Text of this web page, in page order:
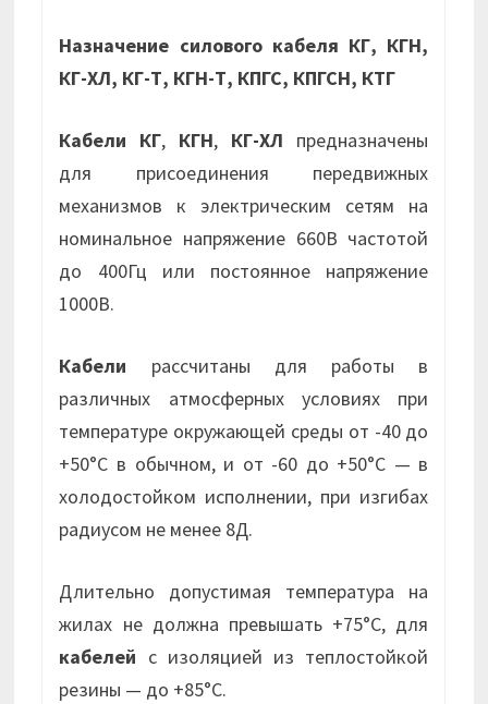
Назначение силового кабеля КГ, КГН,
КГ-ХЛ, КГ-Т, КГН-Т, КПГС, КПГСН, КТГ
Кабели КГ, КГН, КГ-ХЛ предназначены
для присоединения передвижных
механизмов к электрическим сетям на
номинальное напряжение 660В частотой
до 400Гц или постоянное напряжение
1000В.
Кабели рассчитаны для работы в
различных атмосферных условиях при
температуре окружающей среды от -40 до
+50°С в обычном, и от -60 до +50°С — в
холодостойком исполнении, при изгибах
радиусом не менее 8Д.
Длительно допустимая температура на
жилах не должна превышать +75°С, для
кабелей с изоляцией из теплостойкой
резины — до +85°С.